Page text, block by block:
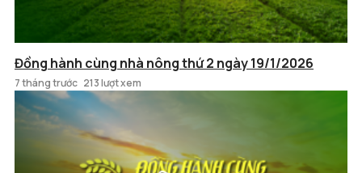
Đồng hành cùng nhà nông thứ 2 ngày 19/1/2026
7 tháng trước 213 lượt xem